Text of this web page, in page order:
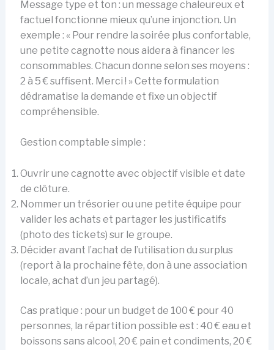
Message type et ton : un message chaleureux et
factuel fonctionne mieux qu’une injonction. Un
exemple : « Pour rendre la soirée plus confortable,
une petite cagnotte nous aidera à financer les
consommables. Chacun donne selon ses moyens :
2 à 5 € suffisent. Merci ! » Cette formulation
dédramatise la demande et fixe un objectif
compréhensible.
Gestion comptable simple :
Ouvrir une cagnotte avec objectif visible et date
de clôture.
Nommer un trésorier ou une petite équipe pour
valider les achats et partager les justificatifs
(photo des tickets) sur le groupe.
Décider avant l’achat de l’utilisation du surplus
(report à la prochaine fête, don à une association
locale, achat d’un jeu partagé).
Cas pratique : pour un budget de 100 € pour 40
personnes, la répartition possible est : 40 € eau et
boissons sans alcool, 20 € pain et condiments, 20 €